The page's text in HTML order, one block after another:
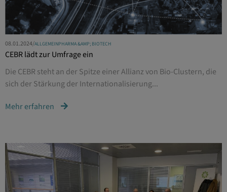
08.01.2024/ALLGEMEINPHARMA &AMP; BIOTECH
CEBR lädt zur Umfrage ein
Die CEBR steht an der Spitze einer Allianz von Bio-Clustern, die
sich der Stärkung der Internationalisierung...
Mehr erfahren